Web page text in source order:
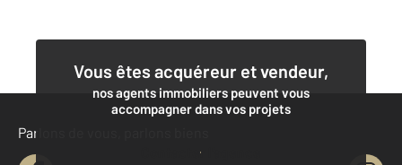
Vous êtes acquéreur et vendeur,
nos agents immobiliers peuvent vous
accompagner dans vos projets
Contacter l'agence
Parlons de vous, parlons biens